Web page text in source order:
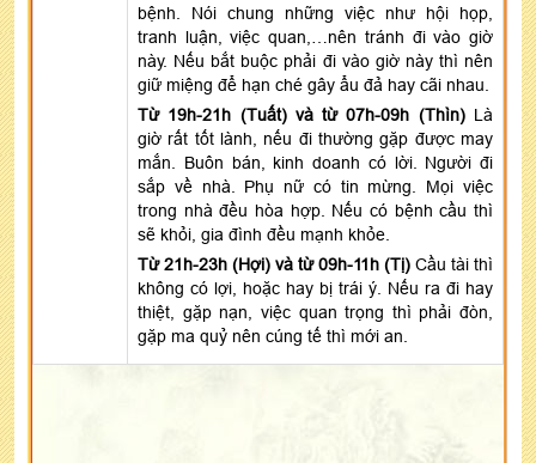
bệnh. Nói chung những việc như hội họp,
tranh luận, việc quan,…nên tránh đi vào giờ
này. Nếu bắt buộc phải đi vào giờ này thì nên
giữ miệng để hạn ché gây ẩu đả hay cãi nhau.
Từ 19h-21h (Tuất) và từ 07h-09h (Thìn) Là
giờ rất tốt lành, nếu đi thường gặp được may
mắn. Buôn bán, kinh doanh có lời. Người đi
sắp về nhà. Phụ nữ có tin mừng. Mọi việc
trong nhà đều hòa hợp. Nếu có bệnh cầu thì
sẽ khỏi, gia đình đều mạnh khỏe.
Từ 21h-23h (Hợi) và từ 09h-11h (Tị) Cầu tài thì
không có lợi, hoặc hay bị trái ý. Nếu ra đi hay
thiệt, gặp nạn, việc quan trọng thì phải đòn,
gặp ma quỷ nên cúng tế thì mới an.